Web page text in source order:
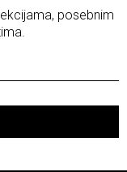
posebnim